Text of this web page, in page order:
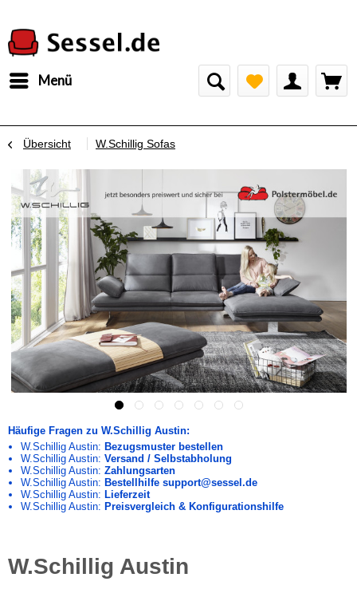
Menü
Übersicht W.Schillig Sofas
Häufige Fragen zu W.Schillig Austin:
W.Schillig Austin: Bezugsmuster bestellen
W.Schillig Austin: Versand / Selbstabholung
W.Schillig Austin: Zahlungsarten
W.Schillig Austin: Bestellhilfe support@sessel.de
W.Schillig Austin: Lieferzeit
W.Schillig Austin: Preisvergleich & Konfigurationshilfe
W.Schillig Austin